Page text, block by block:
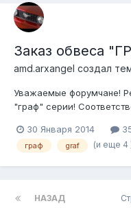
Заказ обвеса
amd.arxangel создал
Уважаемые форумчане!
"граф" серии!
серии, ищу желателей
Вместе со мной
30 Января 2014
граф graf (и еще 4
НАЗАД